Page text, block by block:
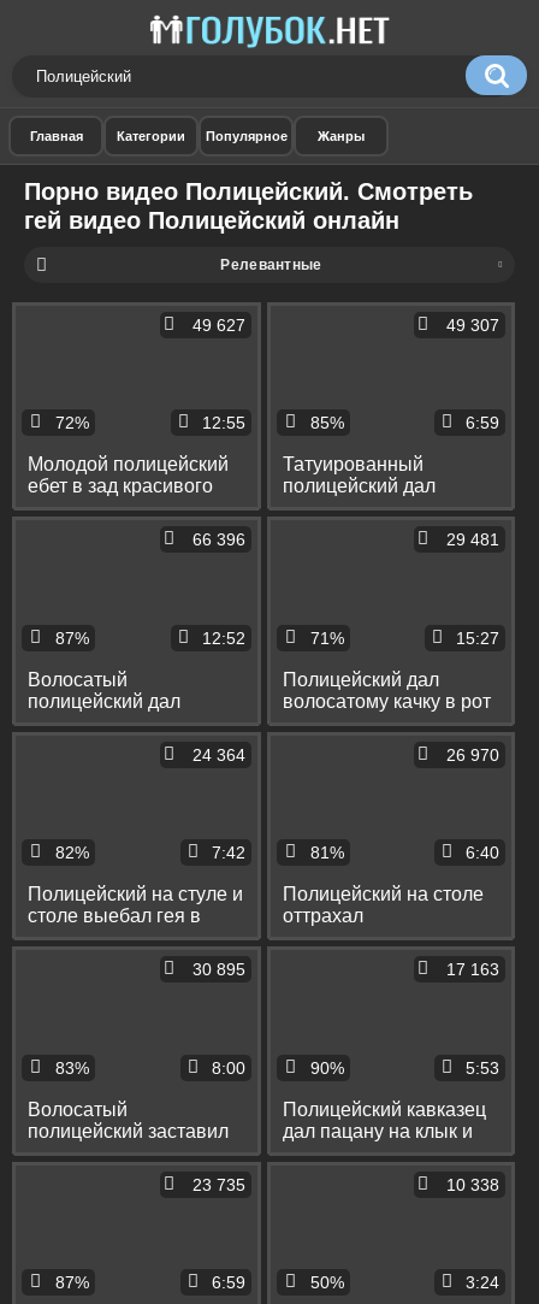
Порно видео Полицейский. Смотреть
гей видео Полицейский онлайн
Релевантные
72%
49 627
12:55
Молодой полицейский
ебет в зад красивого
мускулистого воришку
85%
49 307
6:59
Татуированный
полицейский дал
симпатичному гею на
рот и трахнул его в
87%
66 396
12:52
Волосатый
полицейский дал
латиносу на рот и на
столе изнасиловал его
71%
29 481
15:27
Полицейский дал
волосатому качку в рот
и грубо отъебал его на
стуле и на полу
82%
24 364
7:42
Полицейский на стуле и
столе выебал гея в
упругую жопу и довёл
81%
26 970
6:40
Полицейский на столе
оттрахал
татуированного
пассива в тугую
задницу до стонов
83%
30 895
8:00
Волосатый
полицейский заставил
молодого гопника
сосать и трахнул его на
90%
17 163
5:53
Полицейский кавказец
дал пацану на клык и
отымел его на столе в
87%
23 735
6:59 50%
10 338
3:24